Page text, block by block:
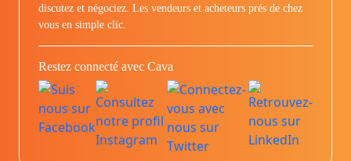
discutez et négociez. Les vendeurs et acheteurs prés de chez
vous en simple clic.
Restez connecté avec Cava